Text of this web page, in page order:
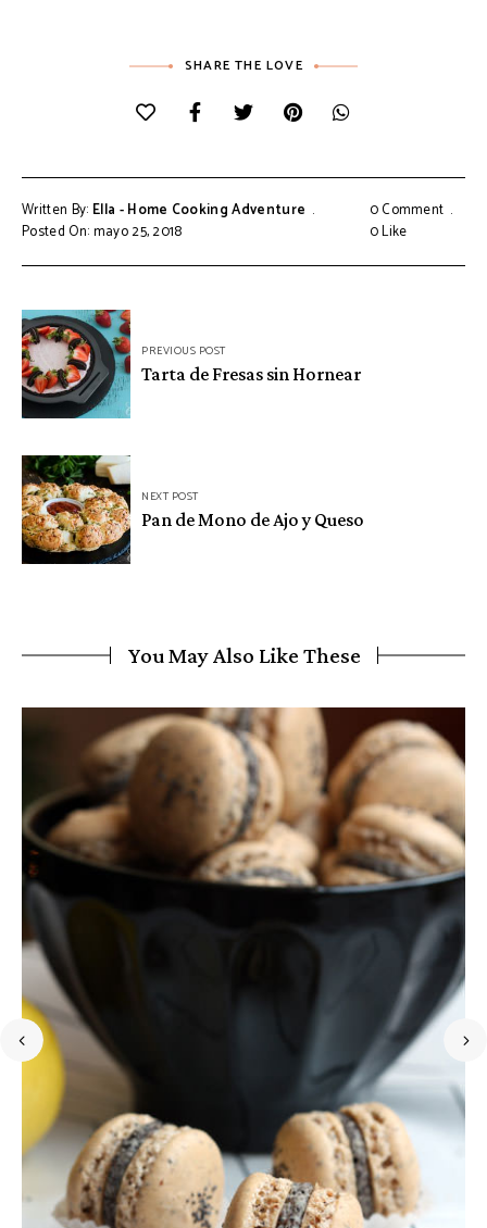
SHARE THE LOVE
Written By: Ella - Home Cooking Adventure
Posted On: mayo 25, 2018
0 Comment
0Like
Navegación
de
entradas
PREVIOUS POST
Tarta de Fresas sin Hornear
NEXT POST
Pan de Mono de Ajo y Queso
You May Also Like These